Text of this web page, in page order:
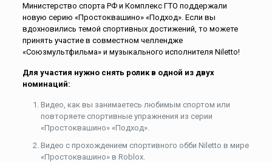
Министерство спорта РФ и Комплекс ГТО поддержали
новую серию «Простоквашино» «Подход». Если вы
вдохновились темой спортивных достижений, то можете
принять участие в совместном челлендже
«Союзмультфильма» и музыкального исполнителя Niletto!
Для участия нужно снять ролик в одной из двух
номинаций:
Видео, как вы занимаетесь любимым спортом или
повторяете спортивные упражнения из серии
«Простоквашино» «Подход».
Видео с прохождением спортивного обби Niletto в мире
«Простоквашино» в Roblox.